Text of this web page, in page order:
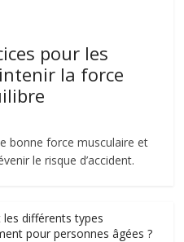
pour les
la force
bonne force musculaire et
le risque d’accident.
les différents types
pour personnes âgées ?